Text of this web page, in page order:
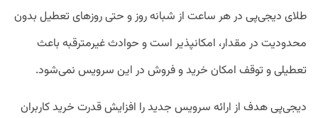
طلای دیجی‌پی در هر ساعت از شبانه روز و حتی روزهای تعطیل بدون
محدودیت در مقدار، امکانپذیر است و حوادث غیرمترقبه باعث
تعطیلی و توقف امکان خرید و فروش در این سرویس نمی‌شود.
دیجی‌پی هدف از ارائه سرویس جدید را افزایش قدرت خرید کاربران